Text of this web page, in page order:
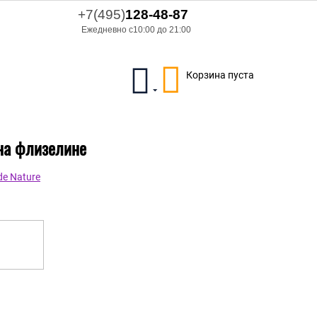
+7(495)128-48-87
Ежедневно с10:00 до 21:00
Корзина пуста
флизелине
Nature